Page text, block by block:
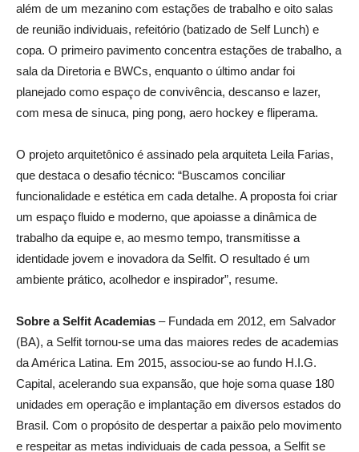
além de um mezanino com estações de trabalho e oito salas
de reunião individuais, refeitório (batizado de Self Lunch) e
copa. O primeiro pavimento concentra estações de trabalho, a
sala da Diretoria e BWCs, enquanto o último andar foi
planejado como espaço de convivência, descanso e lazer,
com mesa de sinuca, ping pong, aero hockey e fliperama.
O projeto arquitetônico é assinado pela arquiteta Leila Farias,
que destaca o desafio técnico: “Buscamos conciliar
funcionalidade e estética em cada detalhe. A proposta foi criar
um espaço fluido e moderno, que apoiasse a dinâmica de
trabalho da equipe e, ao mesmo tempo, transmitisse a
identidade jovem e inovadora da Selfit. O resultado é um
ambiente prático, acolhedor e inspirador”, resume.
Sobre a Selfit Academias – Fundada em 2012, em Salvador
(BA), a Selfit tornou-se uma das maiores redes de academias
da América Latina. Em 2015, associou-se ao fundo H.I.G.
Capital, acelerando sua expansão, que hoje soma quase 180
unidades em operação e implantação em diversos estados do
Brasil. Com o propósito de despertar a paixão pelo movimento
e respeitar as metas individuais de cada pessoa, a Selfit se